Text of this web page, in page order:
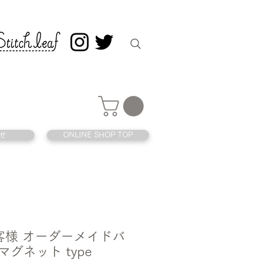
オーダーメイドバ
グネット type
ONLINE SHOP TOP